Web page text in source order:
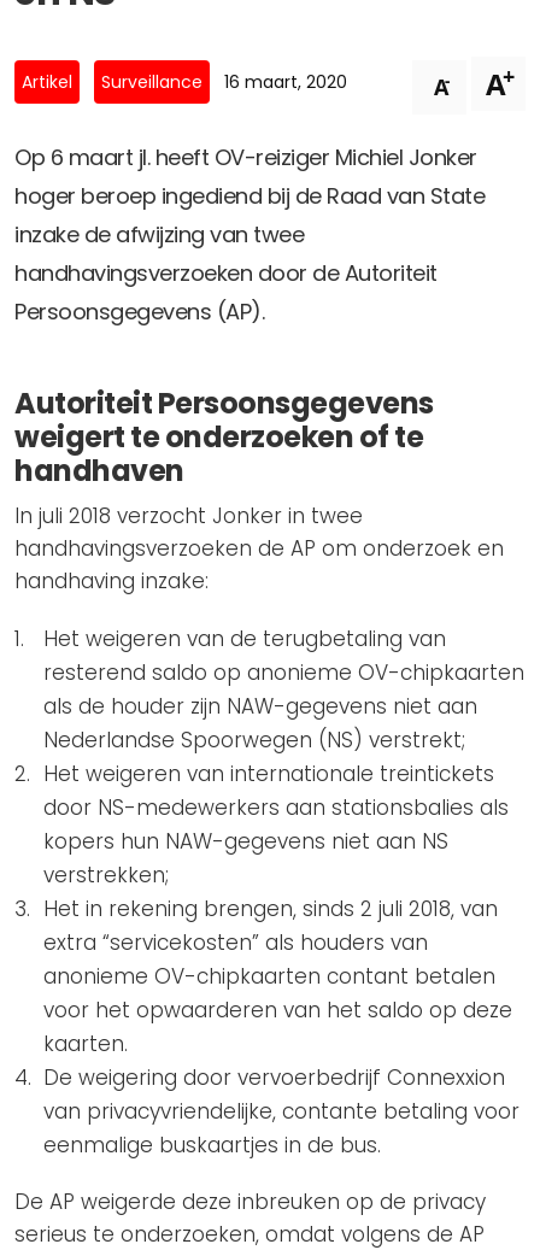
SpecifiekeToestemming.nl
Contact
ANBI Status
Playlist
Artikel Surveillance 16 maart, 2020 A- A+
Op 6 maart jl. heeft OV-reiziger Michiel Jonker
hoger beroep ingediend bij de Raad van State
inzake de afwijzing van twee
handhavingsverzoeken door de Autoriteit
Persoonsgegevens (AP).
Autoriteit Persoonsgegevens
weigert te onderzoeken of te
handhaven
In juli 2018 verzocht Jonker in twee
handhavingsverzoeken de AP om onderzoek en
handhaving inzake:
Het weigeren van de terugbetaling van
resterend saldo op anonieme OV-chipkaarten
als de houder zijn NAW-gegevens niet aan
Nederlandse Spoorwegen (NS) verstrekt;
Het weigeren van internationale treintickets
door NS-medewerkers aan stationsbalies als
kopers hun NAW-gegevens niet aan NS
verstrekken;
Het in rekening brengen, sinds 2 juli 2018, van
extra “servicekosten” als houders van
anonieme OV-chipkaarten contant betalen
voor het opwaarderen van het saldo op deze
kaarten.
De weigering door vervoerbedrijf Connexxion
van privacyvriendelijke, contante betaling voor
eenmalige buskaartjes in de bus.
De AP weigerde deze inbreuken op de privacy
serieus te onderzoeken, omdat volgens de AP